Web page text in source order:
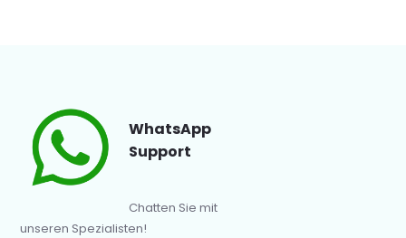
WhatsApp
Support
Chatten Sie mit
unseren Spezialisten!